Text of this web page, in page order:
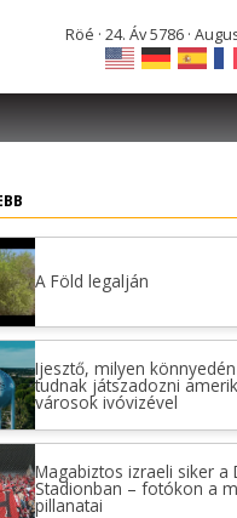
Röé · 24. Áv 5786 ·
A Föld legalján
Ijesztő, milyen könnyedén
tudnak játszadozni
városok ivóvizével
Magabiztos izraeli siker a
Stadionban – fotókon a
pillanatai